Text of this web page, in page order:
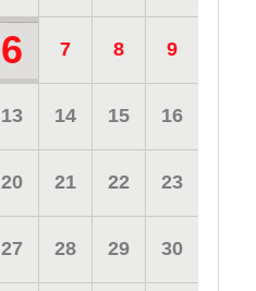
6 7 8 9
13 14 15 16
20 21 22 23
27 28 29 30